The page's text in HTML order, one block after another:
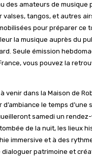
des amateurs de musique
tangos, et autres
pour préparer ce
la musique auprès du
Seule émission
vous pouvez la
venir dans la Maison de
le temps d’une
samedi un
de la nuit, les lieux
immersive et à des
patrimoine et